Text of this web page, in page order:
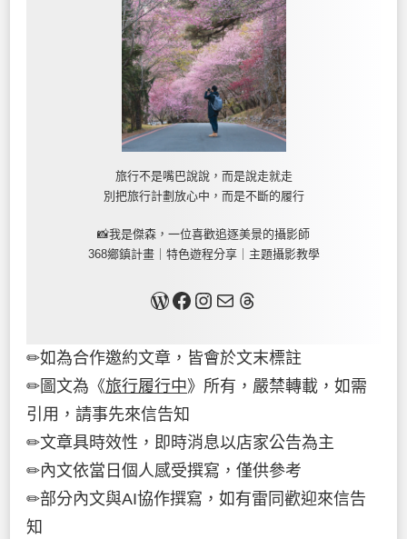
旅行不是嘴巴說說，而是說走就走
別把旅行計劃放心中，而是不斷的履行
📸我是傑森，一位喜歡追逐美景的攝影師
368鄉鎮計畫｜特色遊程分享｜主題攝影教學
關於我Facebook InstagramMail Threads
✏如為合作邀約文章，皆會於文末標註
✏圖文為《旅行履行中》所有，嚴禁轉載，如需
引用，請事先來信告知
✏文章具時效性，即時消息以店家公告為主
✏內文依當日個人感受撰寫，僅供參考
✏部分內文與AI協作撰寫，如有雷同歡迎來信告
知